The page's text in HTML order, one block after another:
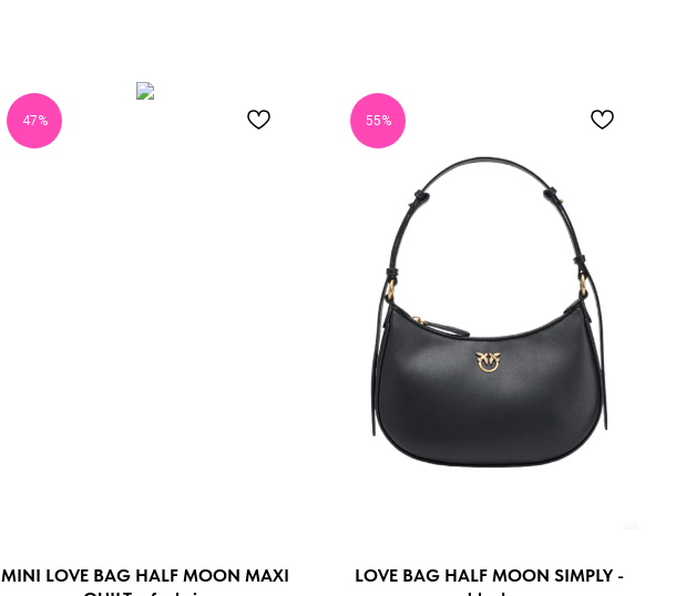
47%
MINI LOVE BAG HALF MOON MAXI
55%
LOVE BAG HALF MOON SIMPLY -